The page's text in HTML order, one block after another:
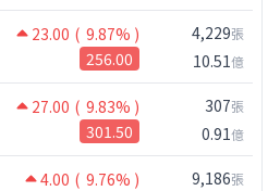
23.00 ( 9.87% )
256.00
4,229張
10.51億
27.00 ( 9.83% )
301.50
307張
0.91億
4.00 ( 9.76% ) 9,186張